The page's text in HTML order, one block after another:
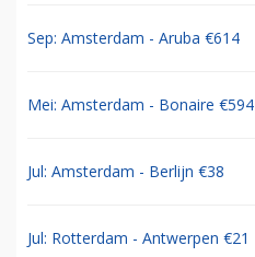
Sep: Amsterdam - Aruba €614
Mei: Amsterdam - Bonaire €594
Jul: Amsterdam - Berlijn €38
Jul: Rotterdam - Antwerpen €21